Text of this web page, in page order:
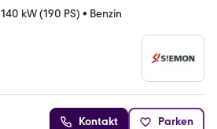
140 kW (190 PS) • Benzin
Kontakt Parken